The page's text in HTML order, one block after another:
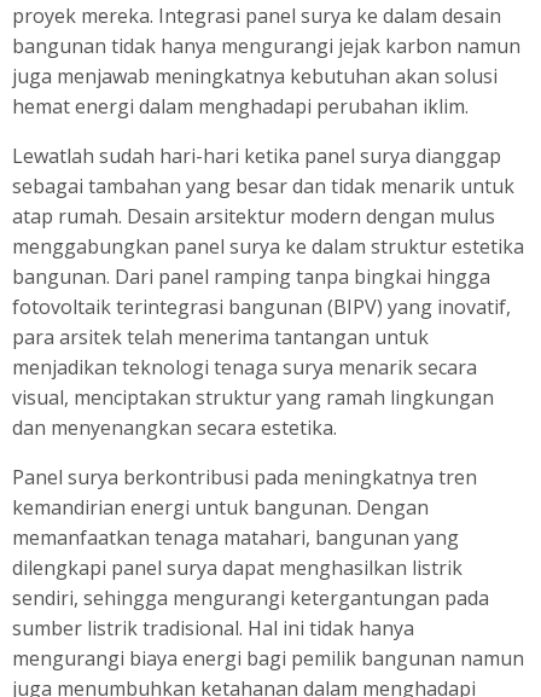
proyek mereka. Integrasi panel surya ke dalam desain
bangunan tidak hanya mengurangi jejak karbon namun
juga menjawab meningkatnya kebutuhan akan solusi
hemat energi dalam menghadapi perubahan iklim.
Lewatlah sudah hari-hari ketika panel surya dianggap
sebagai tambahan yang besar dan tidak menarik untuk
atap rumah. Desain arsitektur modern dengan mulus
menggabungkan panel surya ke dalam struktur estetika
bangunan. Dari panel ramping tanpa bingkai hingga
fotovoltaik terintegrasi bangunan (BIPV) yang inovatif,
para arsitek telah menerima tantangan untuk
menjadikan teknologi tenaga surya menarik secara
visual, menciptakan struktur yang ramah lingkungan
dan menyenangkan secara estetika.
Panel surya berkontribusi pada meningkatnya tren
kemandirian energi untuk bangunan. Dengan
memanfaatkan tenaga matahari, bangunan yang
dilengkapi panel surya dapat menghasilkan listrik
sendiri, sehingga mengurangi ketergantungan pada
sumber listrik tradisional. Hal ini tidak hanya
mengurangi biaya energi bagi pemilik bangunan namun
juga menumbuhkan ketahanan dalam menghadapi